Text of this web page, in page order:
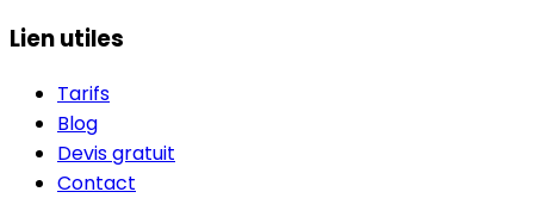
Lien utiles
Tarifs
Blog
Devis gratuit
Contact